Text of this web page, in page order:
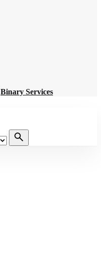
Binary Services